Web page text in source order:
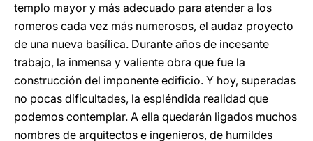
templo mayor y más adecuado para atender a los
romeros cada vez más numerosos, el audaz proyecto
de una nueva basílica. Durante años de incesante
trabajo, la inmensa y valiente obra que fue la
construcción del imponente edificio. Y hoy, superadas
no pocas dificultades, la espléndida realidad que
podemos contemplar. A ella quedarán ligados muchos
nombres de arquitectos e ingenieros, de humildes